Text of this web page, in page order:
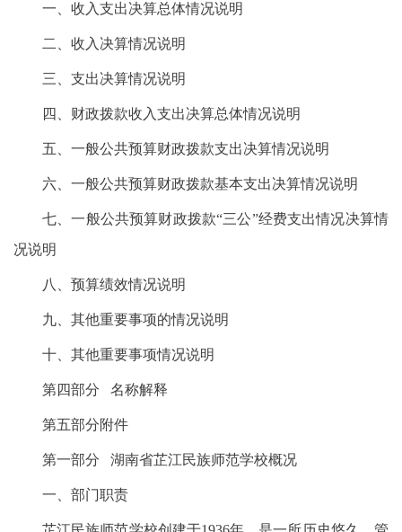
一、收入支出决算总体情况说明
二、收入决算情况说明
三、支出决算情况说明
四、财政拨款收入支出决算总体情况说明
五、一般公共预算财政拨款支出决算情况说明
六、一般公共预算财政拨款基本支出决算情况说明
七、一般公共预算财政拨款“三公”经费支出情况决算情
况说明
八、预算绩效情况说明
九、其他重要事项的情况说明
十、其他重要事项情况说明
第四部分 名称解释
第五部分附件
第一部分 湖南省芷江民族师范学校概况
一、部门职责